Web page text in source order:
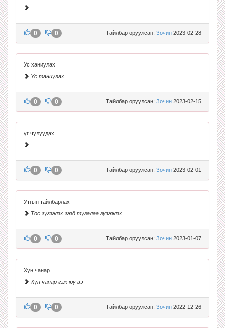
Тайлбар оруулсан: Зочин 2023-02-28
0 0
Ус ханиулах
Ус таниулах
Тайлбар оруулсан: Зочин 2023-02-15
0 0
үг чулуудах
Тайлбар оруулсан: Зочин 2023-02-01
0 0
Утгын тайлбарлах
Тос гүзээлэх гээд тугалаа гүзээлэх
Тайлбар оруулсан: Зочин 2023-01-07
0 0
Хүн чанар
Хүн чанар гэж юү вэ
Тайлбар оруулсан: Зочин 2022-12-26
0 0